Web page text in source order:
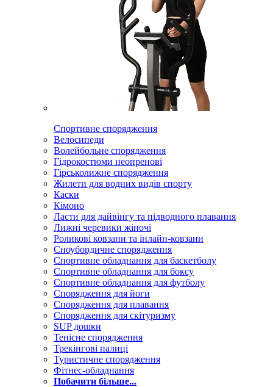
Спортивне спорядження
Велосипеди
Волейбольне спорядження
Гідрокостюми неопренові
Гірськолижне спорядження
Жилети для водних видів спорту
Каски
Кімоно
Ласти для дайвінгу та підводного плавання
Лижні черевики жіночі
Роликові ковзани та інлайн-ковзани
Сноубордичне спорядження
Спортивне обладнання для баскетболу
Спортивне обладнання для боксу
Спортивне обладнання для футболу
Спорядження для йоги
Спорядження для плавання
Спорядження для скітуризму
SUP дошки
Тенісне спорядження
Трекінгові палиці
Туристичне спорядження
Фітнес-обладнання
Побачити більше...